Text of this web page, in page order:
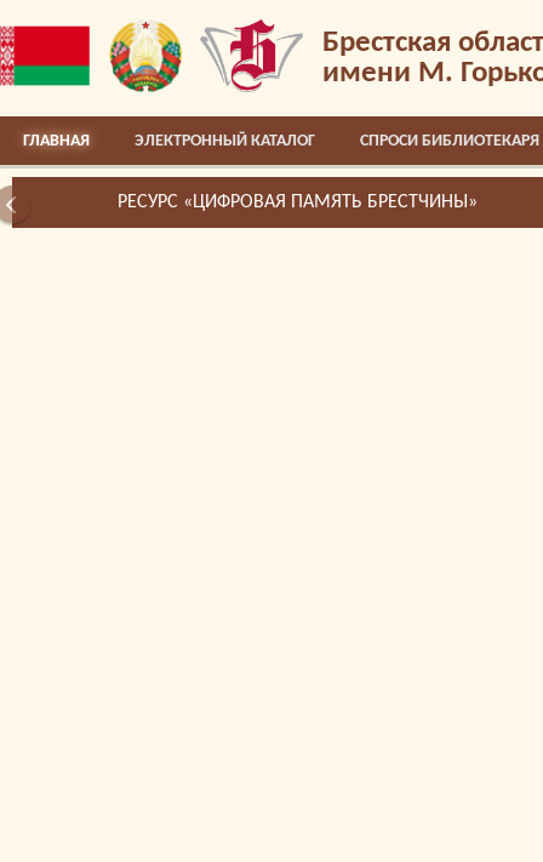
Брестская
имени М.
ГЛАВНАЯ ЭЛЕКТРОННЫЙ КАТАЛОГ СПРОСИ БИБЛИОТЕКАРЯ
РЕСУРС «ЦИФРОВАЯ ПАМЯТЬ БРЕСТЧИНЫ»